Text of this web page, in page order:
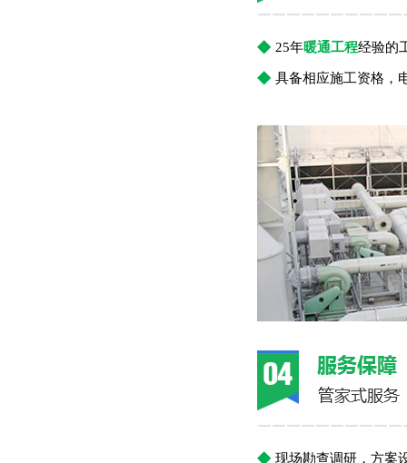
￣￣￣￣￣￣￣￣￣
◆ 25年暖通工程经验的
◆ 具备相应施工资格，
￣￣￣￣￣￣￣￣￣
◆ 现场勘查调研，方案